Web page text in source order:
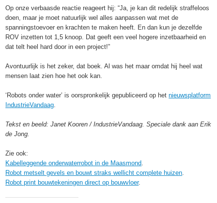
Op onze verbaasde reactie reageert hij: “Ja, je kan dit redelijk straffeloos
doen, maar je moet natuurlijk wel alles aanpassen wat met de
spanningstoevoer en krachten te maken heeft. En dan kun je dezelfde
ROV inzetten tot 1,5 knoop. Dat geeft een veel hogere inzetbaarheid en
dat telt heel hard door in een project!”
Avontuurlijk is het zeker, dat boek. Al was het maar omdat hij heel wat
mensen laat zien hoe het ook kan.
‘Robots onder water’ is oorspronkelijk gepubliceerd op hetnieuwsplatform
IndustrieVandaag.
Tekst en beeld: Janet Kooren / IndustrieVandaag. Speciale dank aan Erik
de Jong.
Zie ook:
Kabelleggende onderwaterrobot in de Maasmond.
Robot metselt gevels en bouwt straks wellicht complete huizen.
Robot print bouwtekeningen direct op bouwvloer.